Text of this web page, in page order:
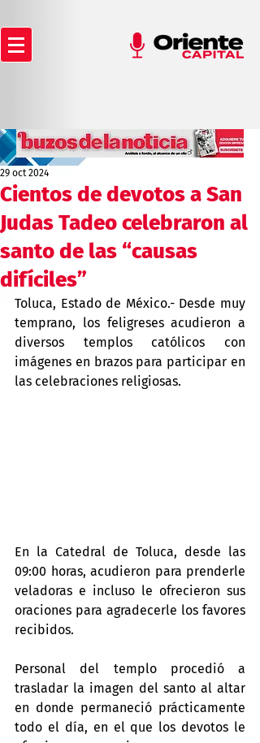
Cientos de devotos a San
Judas Tadeo celebraron al
santo de las “causas
difíciles”
29 oct 2024
Toluca, Estado de México.- Desde muy
temprano, los feligreses acudieron a
diversos templos católicos con
imágenes en brazos para participar en
las celebraciones religiosas.
En la Catedral de Toluca, desde las
09:00 horas, acudieron para prenderle
veladoras e incluso le ofrecieron sus
oraciones para agradecerle los favores
recibidos.
Personal del templo procedió a
trasladar la imagen del santo al altar
en donde permaneció prácticamente
todo el día, en el que los devotos le